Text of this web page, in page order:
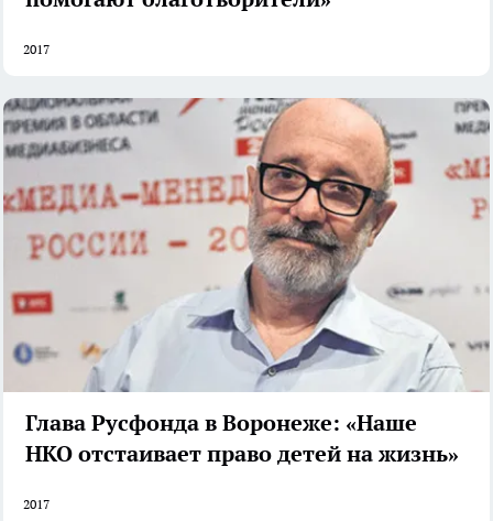
2017
Глава Русфонда в Воронеже: «Наше
НКО отстаивает право детей на жизнь»
2017